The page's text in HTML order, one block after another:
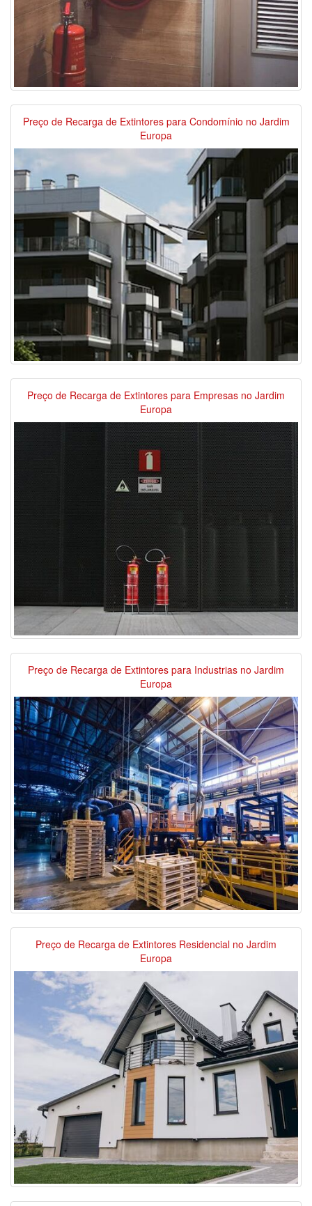
Preço de Recarga de Extintores para Condomínio no Jardim
Europa
Preço de Recarga de Extintores para Empresas no Jardim
Europa
Preço de Recarga de Extintores para Industrias no Jardim
Europa
Preço de Recarga de Extintores Residencial no Jardim
Europa